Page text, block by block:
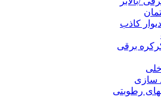
کاذب
برقی
سازی
رطوبتی